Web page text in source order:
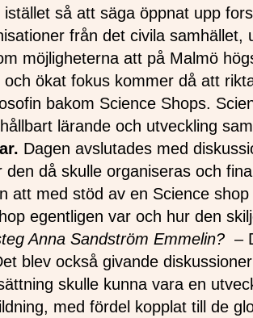
istället så att säga öppnat upp
från det civila
möjligheterna att på Malmö
och ökat fokus kommer då att
bakom Science Shops.
lärande och utveckling
Dagen avslutades med
den då skulle organiseras och
att med stöd av en Science
egentligen var och hur den
Anna Sandström Emmelin? –
blev också givande
skulle kunna vara en
med fördel kopplat till de